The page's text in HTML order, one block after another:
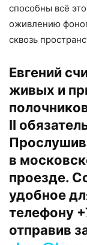
способны всё
оживлению
сквозь
Евгений
живых и
II
в
проезде.
удобное
телефону
отправив